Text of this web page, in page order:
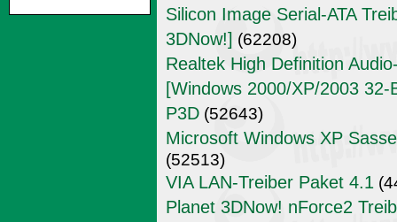
Silicon Image Serial-ATA
3DNow!] (62208)
Realtek High Definition
[Windows 2000/XP/2003
P3D (52643)
Microsoft Windows XP
(52513)
VIA LAN-Treiber Paket 4.1
Planet 3DNow! nForce2